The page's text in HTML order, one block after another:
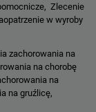
Zlecenie
w wyroby
zachorowania na
na chorobę
na
na gruźlicę,